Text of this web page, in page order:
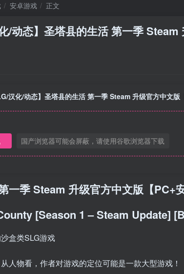
安卓游戏 正文
/动态】圣塔县的生活 第一季 Steam
汉化/动态】圣塔县的生活 第一季 Steam 升级官方中文版
国产浏览器可能会屏蔽，请使用谷歌浏览器下载
一季 Steam 升级官方中文版【PC+
[Season 1 – Steam Update]
盒类SLG游戏
人物看，作者对游戏的定位可能是一款大型游戏！